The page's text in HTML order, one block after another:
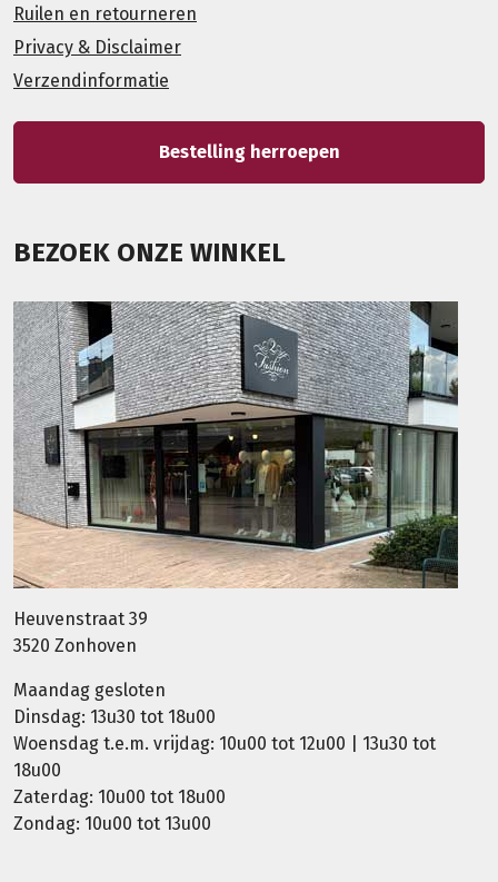
Ruilen en retourneren
Privacy & Disclaimer
Verzendinformatie
Bestelling herroepen
BEZOEK ONZE WINKEL
Heuvenstraat 39
3520 Zonhoven
Maandag gesloten
Dinsdag: 13u30 tot 18u00
Woensdag t.e.m. vrijdag: 10u00 tot 12u00 | 13u30 tot
18u00
Zaterdag: 10u00 tot 18u00
Zondag: 10u00 tot 13u00